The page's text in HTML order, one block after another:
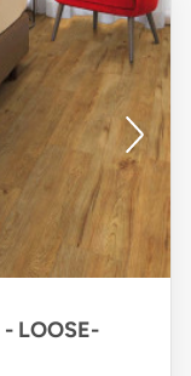
LOOSE-